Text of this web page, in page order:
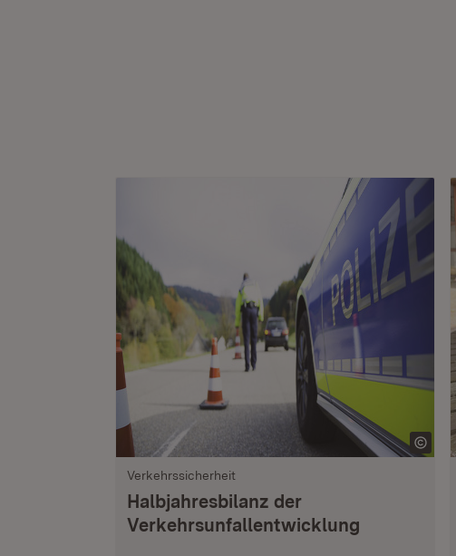
Verkehrssicherheit
Halbjahresbilanz der
Verkehrsunfallentwicklung